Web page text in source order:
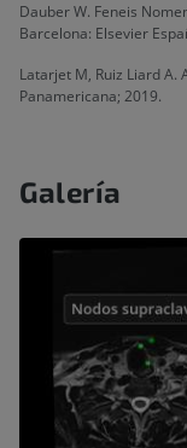
Dauber W. Feneis
Barcelona: Elsevier
Latarjet M, Ruiz Liard A.
Panamericana; 2019.
Galería